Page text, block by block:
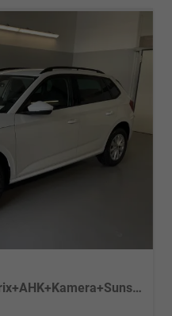
Selection 1.0 TSI DSG Matrix+AHK+Kamera+Sunset+PDCvohi+Kessy+Sitzheizung+GV4